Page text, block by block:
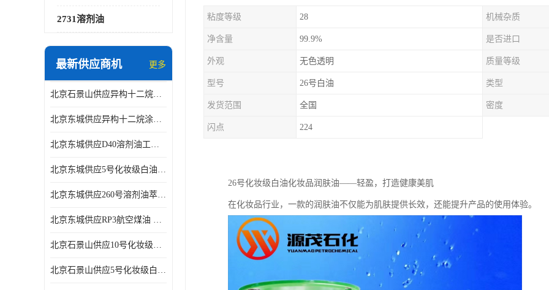
2731溶剂油
最新供应商机 更多
北京石景山供应异构十二烷香精助剂
北京东城供应异构十二烷涂料胶粘油墨稀释剂
北京东城供应D40溶剂油工业金属清洗
北京东城供应5号化妆级白油钻井液润滑剂
北京东城供应260号溶剂油萃取溶剂油金属萃取剂
北京东城供应RP3航空煤油 高含量国标工业级航空煤油燃料油 无色透明
北京石景山供应10号化妆级白油高精密机械润滑油
北京石景山供应5号化妆级白油缝纫机油 设备润滑油
粘度等级 28 机械杂质
净含量 99.9% 是否进口
外观 无色透明 质量等级
型号 26号白油 类型
发货范围 全国 密度
闪点 224
26号化妆级白油化妆品润肤油——轻盈，打造健康美肌
在化妆品行业，一款的润肤油不仅能为肌肤提供长效，还能提升产品的使用体验。